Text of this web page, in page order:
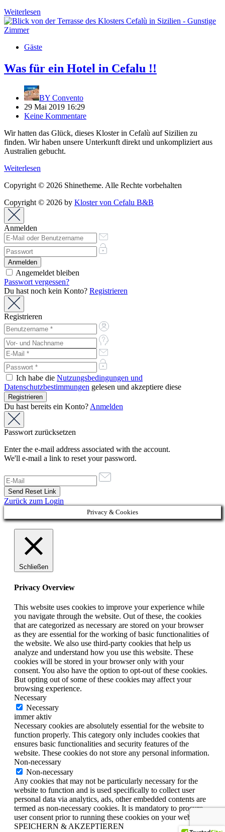
Weiterlesen
Gäste
Was für ein Hotel in Cefalu !!
BY Convento
29 Mai 2019 16:29
Keine Kommentare
Wir hatten das Glück, dieses Kloster in Cefalù auf Sizilien zu
finden. Wir haben unsere Unterkunft direkt und unkompliziert aus
Australien gebucht.
Weiterlesen
Copyright © 2026 Shinetheme. Alle Rechte vorbehalten
Copyright © 2026 by Kloster von Cefalu B&B
Anmelden
Angemeldet bleiben
Passwort vergessen?
Du hast noch kein Konto? Registrieren
Registrieren
Ich habe die Nutzungsbedingungen und
Datenschutzbestimmungen gelesen und akzeptiere diese
Du hast bereits ein Konto?Anmelden
Passwort zurücksetzen
Enter the e-mail address associated with the account.
We'll e-mail a link to reset your password.
Zurück zum Login
Privacy & Cookies
Schließen
Privacy Overview
This website uses cookies to improve your experience while
you navigate through the website. Out of these, the cookies
that are categorized as necessary are stored on your browser
as they are essential for the working of basic functionalities of
the website. We also use third-party cookies that help us
analyze and understand how you use this website. These
cookies will be stored in your browser only with your
consent. You also have the option to opt-out of these cookies.
But opting out of some of these cookies may affect your
browsing experience.
Necessary
Necessary
immer aktiv
Necessary cookies are absolutely essential for the website to
function properly. This category only includes cookies that
ensures basic functionalities and security features of the
website. These cookies do not store any personal information.
Non-necessary
Non-necessary
Any cookies that may not be particularly necessary for the
website to function and is used specifically to collect user
personal data via analytics, ads, other embedded contents are
termed as non-necessary cookies. It is mandatory to procure
user consent prior to running these cookies on your website.
SPEICHERN & AKZEPTIEREN